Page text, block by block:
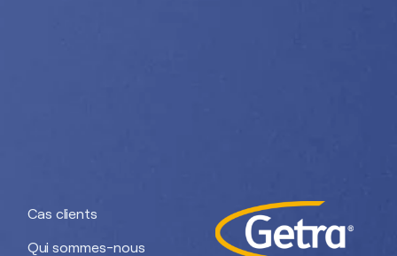
Cas clients
Qui sommes-nous